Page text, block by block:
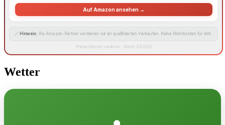
Auf Amazon ansehen →
🔗 Hinweis: Als Amazon-Partner verdienen wir an qualifizierten Verkäufen. Keine Mehrkosten für dich.
Preise können variieren · Stand: 9.8.2026
Wetter